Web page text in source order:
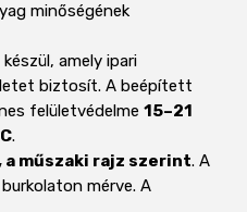
minőségének
készül, amely ipari
biztosít. A beépített
felületvédelme 15–21
.
a műszaki rajz szerint. A
burkolaton mérve. A